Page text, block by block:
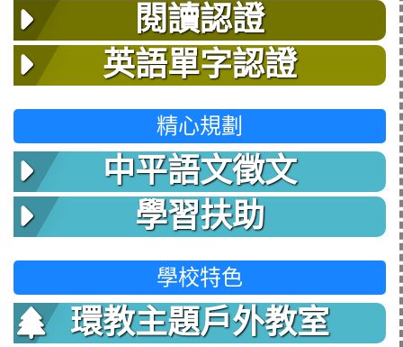
閱讀認證
英語單字認證
精心規劃
中平語文徵文
學習扶助
學校特色
環教主題戶外教室